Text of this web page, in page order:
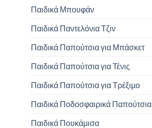
Παιδικά Μπουφάν
Παιδικά Παντελόνια Τζιν
Παιδικά Παπούτσια για Μπάσκετ
Παιδικά Παπούτσια για Τένις
Παιδικά Παπούτσια για Τρέξιμο
Παιδικά Ποδοσφαιρικά Παπούτσια
Παιδικά Πουκάμισα